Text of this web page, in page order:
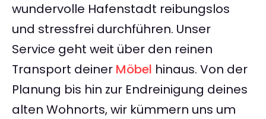
wundervolle Hafenstadt reibungslos
und stressfrei durchführen. Unser
Service geht weit über den reinen
Transport deiner Möbel hinaus. Von der
Planung bis hin zur Endreinigung deines
alten Wohnorts, wir kümmern uns um